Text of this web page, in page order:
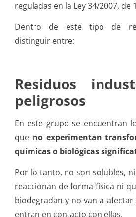
reguladas en la Ley 34/2007, de
Dentro de este tipo de
distinguir entre:
Residuos
peligrosos
En este grupo se encuentran
que no experimentan
químicas o biológicas
Por lo tanto, no son solubles,
reaccionan de forma física ni
biodegradan y no van a
entran en contacto con ellas.